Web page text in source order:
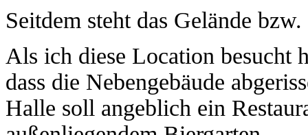
Seitdem steht das Gelände
Als ich diese Location besucht
dass die Nebengebäude
Halle soll angeblich ein